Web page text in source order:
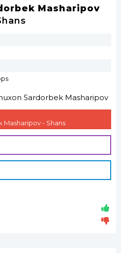
Masharipov
Sardorbek Masharipov
Masharipov - Shans